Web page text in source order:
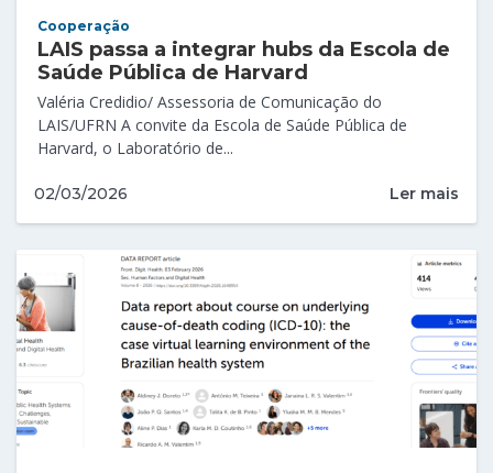
Cooperação
LAIS passa a integrar hubs da Escola de
Saúde Pública de Harvard
Valéria Credidio/ Assessoria de Comunicação do
LAIS/UFRN A convite da Escola de Saúde Pública de
Harvard, o Laboratório de...
02/03/2026 Ler mais